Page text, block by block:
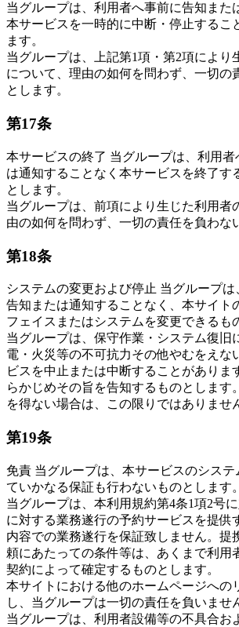
当グループは、利用者へ事前に告知また
本サービスを一時的に中断・停止するこ
ます。
当グループは、上記第1項・第2項により
について、理由の如何を問わず、一切の
とします。
第17条
本サービスの終了 当グループは、利用者
は通知することなく本サービスを終了す
とします。
当グループは、前項により生じた利用者
由の如何を問わず、一切の責任を負わな
第18条
システムの変更および停止 当グループは
告知または通知することなく、本サイト
フェイスまたはシステムを変更できるも
当グループは、保守作業・システム復旧
電・火災等の不可抗力その他やむをえな
ビスを中止または中断することがありま
らかじめその旨を告知するものとします
を得ない場合は、この限りではありませ
第19条
免責 当グループは、本サービスのシス
ていかなる保証も行わないものとします。
当グループは、本利用規約第4条1項2号
に対する業務遂行の予約サービスを提供
内容での業務遂行を保証致しません。提
頼にあたっての条件等は、あくまで利用
契約によって確定するものとします。
本サイトにおける他のホームページへの
し、当グループは一切の責任を負いませ
当グループは、利用者設備等の不具合お